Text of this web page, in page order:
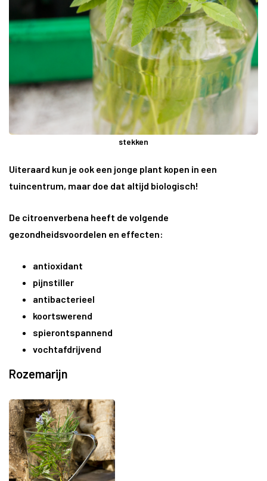
stekken
Uiteraard kun je ook een jonge plant kopen in een
tuincentrum, maar doe dat altijd biologisch!
De citroenverbena heeft de volgende
gezondheidsvoordelen en effecten:
antioxidant
pijnstiller
antibacterieel
koortswerend
spierontspannend
vochtafdrijvend
Rozemarijn